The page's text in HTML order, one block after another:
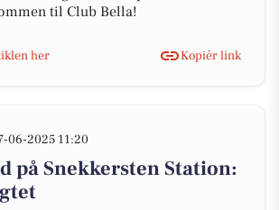
til Club Bella!
her Kopiér link
06-2025 11:20
på Snekkersten Station: